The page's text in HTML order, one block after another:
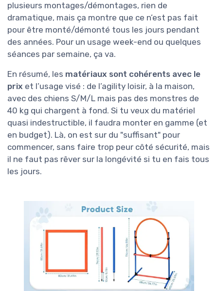
plusieurs montages/démontages, rien de
dramatique, mais ça montre que ce n’est pas fait
pour être monté/démonté tous les jours pendant
des années. Pour un usage week-end ou quelques
séances par semaine, ça va.
En résumé, les matériaux sont cohérents avec le
prix et l’usage visé : de l’agility loisir, à la maison,
avec des chiens S/M/L mais pas des monstres de
40 kg qui chargent à fond. Si tu veux du matériel
quasi indestructible, il faudra monter en gamme (et
en budget). Là, on est sur du "suffisant" pour
commencer, sans faire trop peur côté sécurité, mais
il ne faut pas rêver sur la longévité si tu en fais tous
les jours.